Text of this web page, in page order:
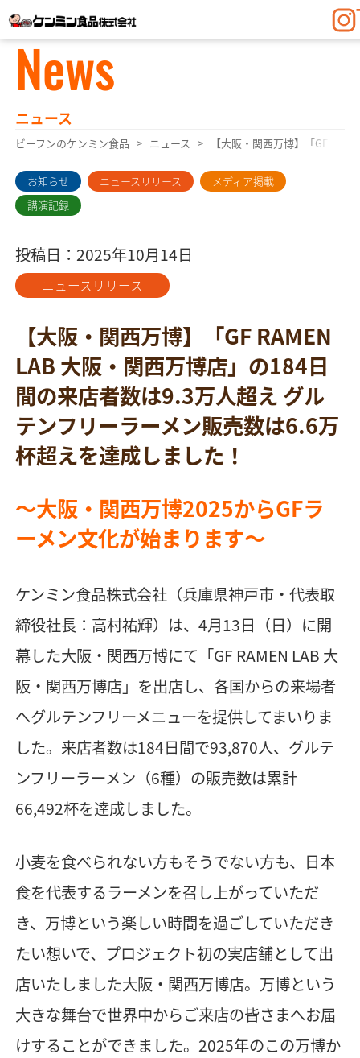
News
ニュース
ビーフンのケンミン食品 ニュース 【大阪・関西万博】「GF
お知らせ ニュースリリース
メディア掲載
講演記録
投稿日：2025年10月14日
ニュースリリース
【大阪・関西万博】「GF RAMEN
LAB 大阪・関西万博店」の184日
間の来店者数は9.3万人超え グル
テンフリーラーメン販売数は6.6万
杯超えを達成しました！
～大阪・関西万博2025からGFラ
ーメン文化が始まります～
ケンミン食品株式会社（兵庫県神戸市・代表取
締役社長：高村祐輝）は、4月13日（日）に開
幕した大阪・関西万博にて「GF RAMEN LAB 大
阪・関西万博店」を出店し、各国からの来場者
へグルテンフリーメニューを提供してまいりま
した。来店者数は184日間で93,870人、グルテ
ンフリーラーメン（6種）の販売数は累計
66,492杯を達成しました。
小麦を食べられない方もそうでない方も、日本
食を代表するラーメンを召し上がっていただ
き、万博という楽しい時間を過ごしていただき
たい想いで、プロジェクト初の実店舗として出
店いたしました大阪・関西万博店。万博という
大きな舞台で世界中からご来店の皆さまへお届
けすることができました。2025年のこの万博か